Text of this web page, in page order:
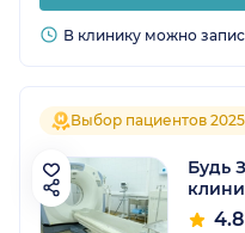
В клинику можно
Выбор пациентов 2025
Будь
4.8